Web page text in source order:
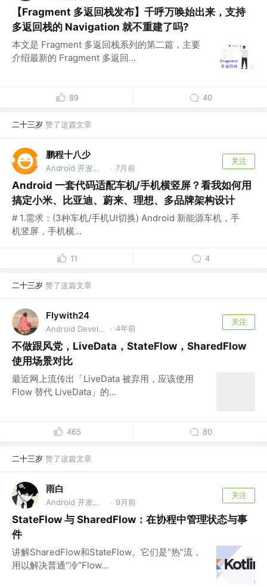
【Fragment 多返回栈发布】千呼万唤始出来，支持
多返回栈的 Navigation 就不重建了吗?
本文是 Fragment 多返回栈系列的第二篇，主要
介绍最新的 Fragment 多返回...
89 40
二十三岁 赞了这篇文章
鹏程十八少
Android 开发@自动驾驶 @百度 · 7月前
关注
Android 一套代码适配车机/手机横竖屏？看我如何用
搞定小米、比亚迪、蔚来、理想、多品牌架构设计
# 1.需求：(3种车机/手机UI切换) Android 新能源车机，手
机竖屏，手机横...
11 4
二十三岁 赞了这篇文章
Flywith24
Android Developer · 4年前
关注
不做跟风党，LiveData，StateFlow，SharedFlow
使用场景对比
最近网上流传出「LiveData 被弃用，应该使用
Flow 替代 LiveData」的...
465 80
二十三岁 赞了这篇文章
雨白
Android 开发工程师 · 9月前
关注
StateFlow 与 SharedFlow：在协程中管理状态与事
件
讲解SharedFlow和StateFlow。它们是“热”流，
用以解决普通“冷”Flow...